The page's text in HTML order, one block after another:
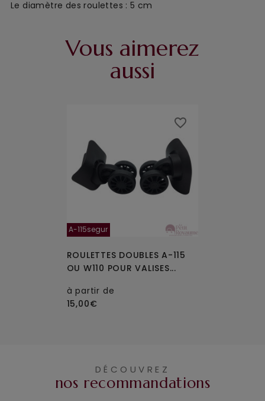
Le diamètre des roulettes : 5 cm
Vous aimerez
aussi
A-115segur
ROULETTES DOUBLES A-115
OU W110 POUR VALISES...
à partir de
15,00€
favorite_border
DÉCOUVREZ
nos recommandations